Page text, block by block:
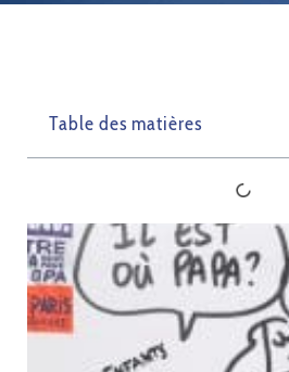
Table des matières